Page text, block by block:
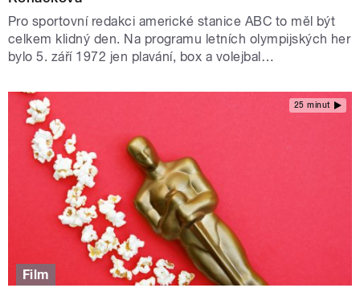
Pro sportovní redakci americké stanice ABC to měl být
celkem klidný den. Na programu letních olympijských her
bylo 5. září 1972 jen plavání, box a volejbal…
25 minut
Film